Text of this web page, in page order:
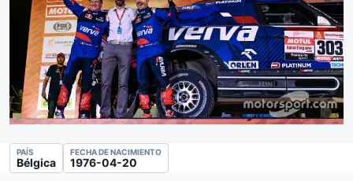
PAÍS
Bélgica
FECHA DE NACIMIENTO
1976-04-20